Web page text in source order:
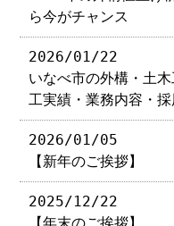
ら今がチャンス
2026/01/22
いなべ市の外構・土
工実績・業務内容・
2026/01/05
【新年のご挨拶】
2025/12/22